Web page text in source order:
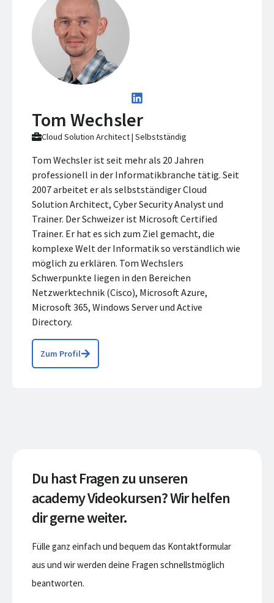
Tom Wechsler
Cloud Solution Architect | Selbstständig
Tom Wechsler ist seit mehr als 20 Jahren
professionell in der Informatikbranche tätig. Seit
2007 arbeitet er als selbstständiger Cloud
Solution Architect, Cyber Security Analyst und
Trainer. Der Schweizer ist Microsoft Certified
Trainer. Er hat es sich zum Ziel gemacht, die
komplexe Welt der Informatik so verständlich wie
möglich zu erklären. Tom Wechslers
Schwerpunkte liegen in den Bereichen
Netzwerktechnik (Cisco), Microsoft Azure,
Microsoft 365, Windows Server und Active
Directory.
Zum Profil
Du hast Fragen zu unseren
academy Videokursen? Wir helfen
dir gerne weiter.
Fülle ganz einfach und bequem das Kontaktformular
aus und wir werden deine Fragen schnellstmöglich
beantworten.